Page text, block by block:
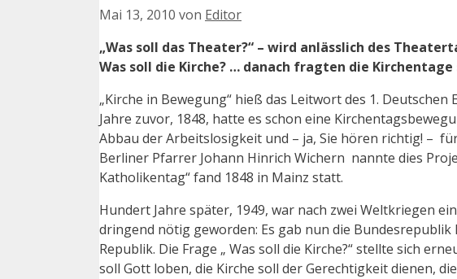
Mai 13, 2010 von Editor
„Was soll das Theater?“ – wird anlässlich des
Was soll die Kirche? … danach fragten die Kirchentage
„Kirche in Bewegung“ hieß das Leitwort des 1. Deutschen
Jahre zuvor, 1848, hatte es schon eine
Abbau der Arbeitslosigkeit und – ja, Sie hören richtig! –
Berliner Pfarrer Johann Hinrich Wichern nannte dies
Katholikentag“ fand 1848 in Mainz statt.
Hundert Jahre später, 1949, war nach zwei Weltkriegen
dringend nötig geworden: Es gab nun die
Republik. Die Frage „ Was soll die Kirche?“ stellte sich
soll Gott loben, die Kirche soll der Gerechtigkeit dienen,